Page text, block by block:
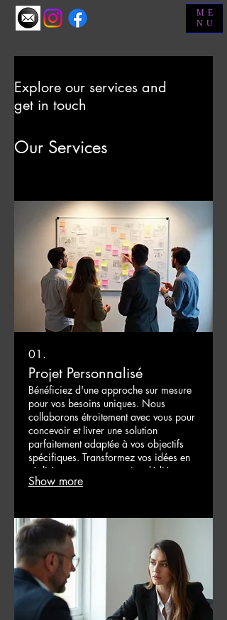
ME
NU
Explore our services and
get in touch
Our Services
01.
Projet Personnalisé
Bénéficiez d'une approche sur mesure
pour vos besoins uniques. Nous
collaborons étroitement avec vous pour
concevoir et livrer une solution
parfaitement adaptée à vos objectifs
spécifiques. Transformez vos idées en
réalité avec notre expertise dédiée.
Show more